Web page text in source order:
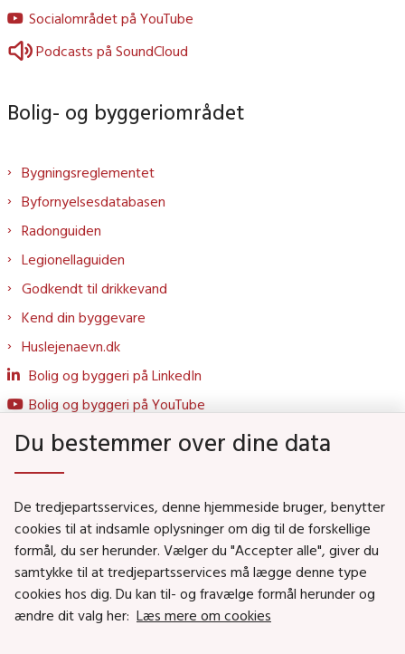
Socialområdet på YouTube
Podcasts på SoundCloud
Bolig- og byggeriområdet
Bygningsreglementet
Byfornyelsesdatabasen
Radonguiden
Legionellaguiden
Godkendt til drikkevand
Kend din byggevare
Huslejenaevn.dk
Bolig og byggeri på LinkedIn
Bolig og byggeri på YouTube
Social- og Boligministeriet
Job i Social- og Boligstyrelsen
Puljer og tilskud
Nyhedsbreve
Du bestemmer over dine data
De tredjepartsservices, denne hjemmeside bruger, benytter
cookies til at indsamle oplysninger om dig til de forskellige
formål, du ser herunder. Vælger du "Accepter alle", giver du
samtykke til at tredjepartsservices må lægge denne type
cookies hos dig. Du kan til- og fravælge formål herunder og
ændre dit valg her: Læs mere om cookies